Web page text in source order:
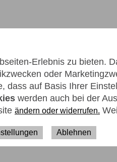
Erlebnis zu bieten.
oder
dass auf Basis Ihrer
werden auch bei der
ändern oder widerrufen.
Ablehnen
KARRIERE